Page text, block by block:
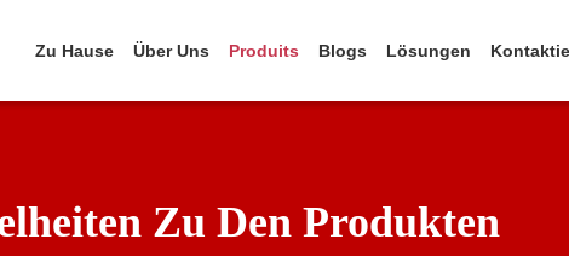
Zu Hause Über Uns Produits Blogs Lösungen
Zu Den Produkten